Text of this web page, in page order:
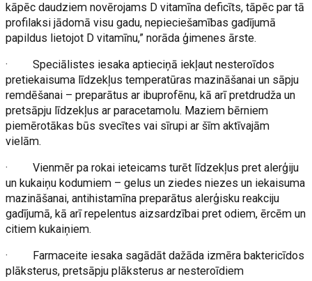
kāpēc daudziem novērojams D vitamīna deficīts, tāpēc par tā
profilaksi jādomā visu gadu, nepieciešamības gadījumā
papildus lietojot D vitamīnu,” norāda ģimenes ārste.
· Speciālistes iesaka aptieciņā iekļaut nesteroīdos
pretiekaisuma līdzekļus temperatūras mazināšanai un sāpju
remdēšanai – preparātus ar ibuprofēnu, kā arī pretdrudža un
pretsāpju līdzekļus ar paracetamolu. Maziem bērniem
piemērotākas būs svecītes vai sīrupi ar šīm aktīvajām
vielām.
· Vienmēr pa rokai ieteicams turēt līdzekļus pret alerģiju
un kukaiņu kodumiem – gelus un ziedes niezes un iekaisuma
mazināšanai, antihistamīna preparātus alerģisku reakciju
gadījumā, kā arī repelentus aizsardzībai pret odiem, ērcēm un
citiem kukaiņiem.
· Farmaceite iesaka sagādāt dažāda izmēra baktericīdos
plāksterus, pretsāpju plāksterus ar nesteroīdiem